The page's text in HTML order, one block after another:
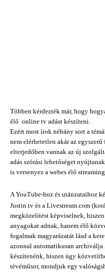
Többen kérdezték már, hogy
élő online tv adást készíteni.
Ezért most írok néhány sort a
nem elérhetetlen akár az egyszerű
elterjedőben vannak az új
adás szórási lehetőséget
is versenyez a webes élő
A YouTube-hoz és utánzataihoz
Justin.tv és a Livestream.com
megközelítést képviselnek,
anyagokat adnak, hanem élő
fogalmak magyarázatát lásd a
azonnal automatikusan
készítenénk, hiszen úgy
tévéműsor, mondjuk egy